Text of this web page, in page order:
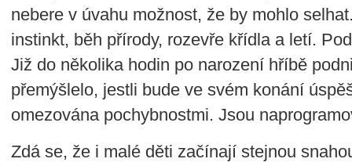
nebere v úvahu možnost, že by mohlo
instinkt, běh přírody, rozevře křídla a letí.
Již do několika hodin po narození hříbě
přemýšlelo, jestli bude ve svém konání
omezována pochybnostmi. Jsou
Zdá se, že i malé děti začínají stejnou